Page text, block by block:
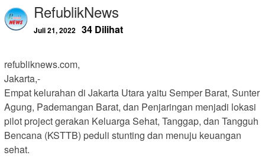
RefublikNews
Juli 21, 2022 34 Dilihat
refubliknews.com,
Jakarta,-
Empat kelurahan di Jakarta Utara yaitu Semper Barat, Sunter
Agung, Pademangan Barat, dan Penjaringan menjadi lokasi
pilot project gerakan Keluarga Sehat, Tanggap, dan Tangguh
Bencana (KSTTB) peduli stunting dan menuju keuangan
sehat.